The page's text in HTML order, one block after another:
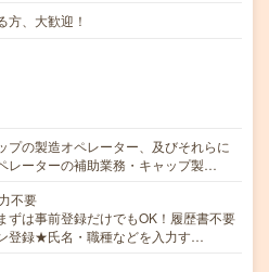
方、大歓迎！
プの製造オペレーター、及びそれらに
レーターの補助業務・キャップ製…
不要
は事前登録だけでもOK！履歴書不要
登録★氏名・職種などを入力す…